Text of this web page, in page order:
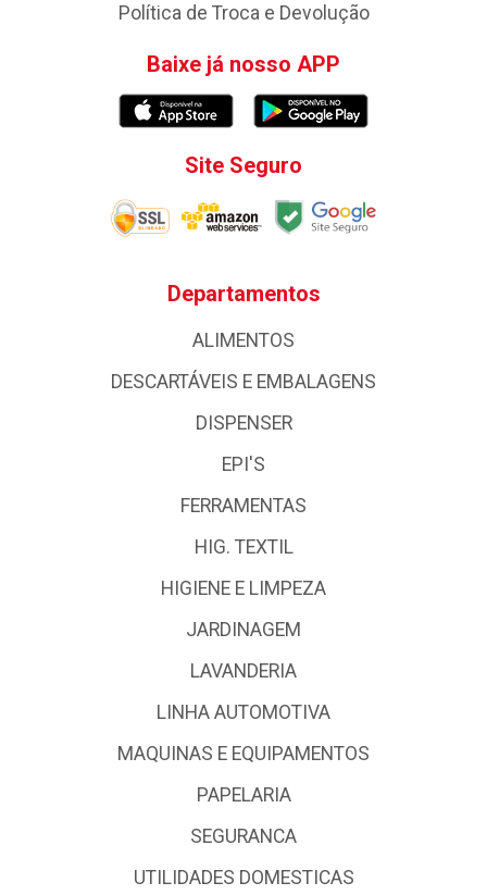
Política de Troca e Devolução
Baixe já nosso APP
Site Seguro
Departamentos
ALIMENTOS
DESCARTÁVEIS E EMBALAGENS
DISPENSER
EPI'S
FERRAMENTAS
HIG. TEXTIL
HIGIENE E LIMPEZA
JARDINAGEM
LAVANDERIA
LINHA AUTOMOTIVA
MAQUINAS E EQUIPAMENTOS
PAPELARIA
SEGURANCA
UTILIDADES DOMESTICAS